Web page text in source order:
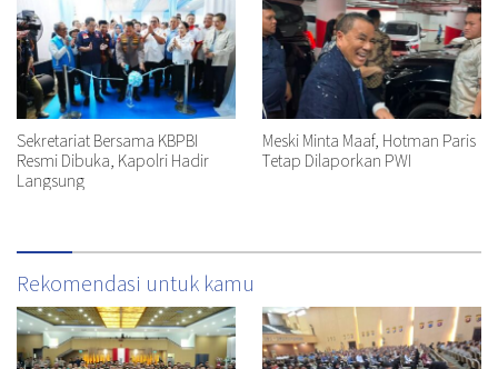
Sekretariat Bersama KBPBI
Resmi Dibuka, Kapolri Hadir
Langsung
Meski Minta Maaf, Hotman Paris
Tetap Dilaporkan PWI
Rekomendasi untuk kamu